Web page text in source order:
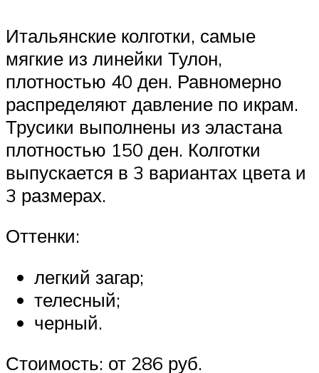
Итальянские колготки, самые
мягкие из линейки Тулон,
плотностью 40 ден. Равномерно
распределяют давление по икрам.
Трусики выполнены из эластана
плотностью 150 ден. Колготки
выпускается в 3 вариантах цвета и
3 размерах.
Оттенки:
легкий загар;
телесный;
черный.
Стоимость: от 286 руб.